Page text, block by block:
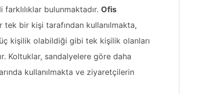
bulunmaktadır. Ofis
tek bir kişi tarafından kullanılmakta,
kişilik olabildiği gibi tek kişilik olanları
Koltuklar, sandalyelere göre daha
kullanılmakta ve ziyaretçilerin